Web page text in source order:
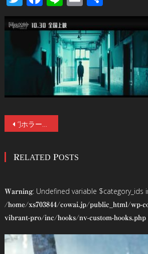
有
投
ナ
ゲ
ー
シ
“Jホラーの父”鶴田法男監督が中国で撮った新作ホラー映画『ワンリューシュンリン（网络凶铃）』の中国本国公開が10／30に決定！予告編も公開！日本公開が未定とは信じられない出来！
RELATED POSTS
Warning: Undefined variable $category_ids
/home/xs703844/cowai.jp/public_html/wp-
vibrant-pro/inc/hooks/nv-custom-hooks.php